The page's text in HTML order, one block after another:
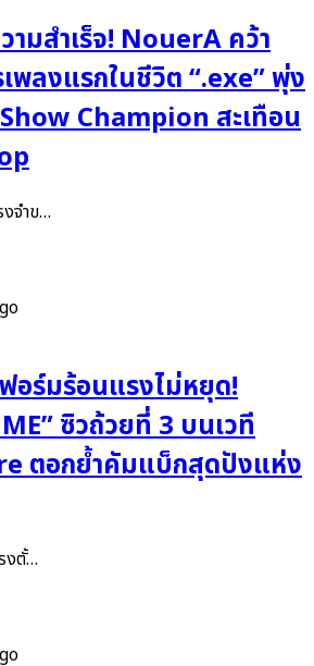
ามสำเร็จ! NouerA คว้า
พลงแรกในชีวิต “.exe” พุ่ง
Champion สะเทือน
จำข…
อร์มร้อนแรงไม่หยุด!
ซิวถ้วยที่ 3 บนเวที
ตอกย้ำคัมแบ็กสุดปังแห่ง
งตั้…